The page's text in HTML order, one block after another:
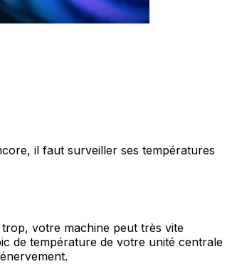
il faut surveiller ses températures
votre machine peut très vite
de température de votre unité centrale